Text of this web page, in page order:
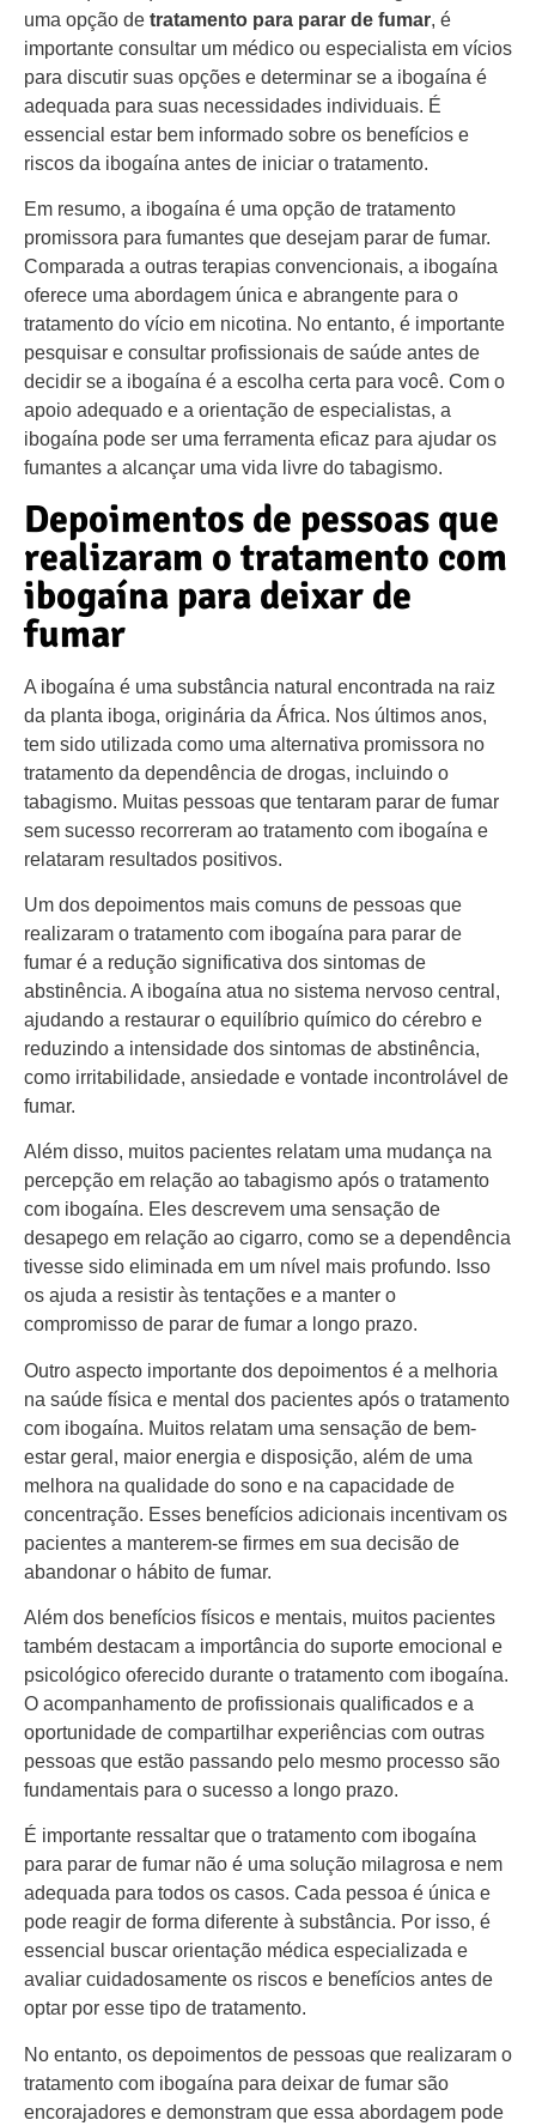
uma opção de tratamento para parar de fumar, é
importante consultar um médico ou especialista em vícios
para discutir suas opções e determinar se a ibogaína é
adequada para suas necessidades individuais. É
essencial estar bem informado sobre os benefícios e
riscos da ibogaína antes de iniciar o tratamento.
Em resumo, a ibogaína é uma opção de tratamento
promissora para fumantes que desejam parar de fumar.
Comparada a outras terapias convencionais, a ibogaína
oferece uma abordagem única e abrangente para o
tratamento do vício em nicotina. No entanto, é importante
pesquisar e consultar profissionais de saúde antes de
decidir se a ibogaína é a escolha certa para você. Com o
apoio adequado e a orientação de especialistas, a
ibogaína pode ser uma ferramenta eficaz para ajudar os
fumantes a alcançar uma vida livre do tabagismo.
Depoimentos de pessoas que
realizaram o tratamento com
ibogaína para deixar de
fumar
A ibogaína é uma substância natural encontrada na raiz
da planta iboga, originária da África. Nos últimos anos,
tem sido utilizada como uma alternativa promissora no
tratamento da dependência de drogas, incluindo o
tabagismo. Muitas pessoas que tentaram parar de fumar
sem sucesso recorreram ao tratamento com ibogaína e
relataram resultados positivos.
Um dos depoimentos mais comuns de pessoas que
realizaram o tratamento com ibogaína para parar de
fumar é a redução significativa dos sintomas de
abstinência. A ibogaína atua no sistema nervoso central,
ajudando a restaurar o equilíbrio químico do cérebro e
reduzindo a intensidade dos sintomas de abstinência,
como irritabilidade, ansiedade e vontade incontrolável de
fumar.
Além disso, muitos pacientes relatam uma mudança na
percepção em relação ao tabagismo após o tratamento
com ibogaína. Eles descrevem uma sensação de
desapego em relação ao cigarro, como se a dependência
tivesse sido eliminada em um nível mais profundo. Isso
os ajuda a resistir às tentações e a manter o
compromisso de parar de fumar a longo prazo.
Outro aspecto importante dos depoimentos é a melhoria
na saúde física e mental dos pacientes após o tratamento
com ibogaína. Muitos relatam uma sensação de bem-
estar geral, maior energia e disposição, além de uma
melhora na qualidade do sono e na capacidade de
concentração. Esses benefícios adicionais incentivam os
pacientes a manterem-se firmes em sua decisão de
abandonar o hábito de fumar.
Além dos benefícios físicos e mentais, muitos pacientes
também destacam a importância do suporte emocional e
psicológico oferecido durante o tratamento com ibogaína.
O acompanhamento de profissionais qualificados e a
oportunidade de compartilhar experiências com outras
pessoas que estão passando pelo mesmo processo são
fundamentais para o sucesso a longo prazo.
É importante ressaltar que o tratamento com ibogaína
para parar de fumar não é uma solução milagrosa e nem
adequada para todos os casos. Cada pessoa é única e
pode reagir de forma diferente à substância. Por isso, é
essencial buscar orientação médica especializada e
avaliar cuidadosamente os riscos e benefícios antes de
optar por esse tipo de tratamento.
No entanto, os depoimentos de pessoas que realizaram o
tratamento com ibogaína para deixar de fumar são
encorajadores e demonstram que essa abordagem pode